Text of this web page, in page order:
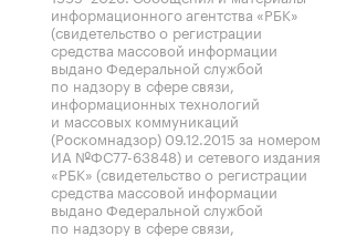
информационного агентства «РБК»
(свидетельство о регистрации
средства массовой информации
выдано Федеральной службой
по надзору в сфере связи,
информационных технологий
и массовых коммуникаций
(Роскомнадзор) 09.12.2015 за номером
ИА №ФС77-63848) и сетевого издания
«РБК» (свидетельство о регистрации
средства массовой информации
выдано Федеральной службой
по надзору в сфере связи,